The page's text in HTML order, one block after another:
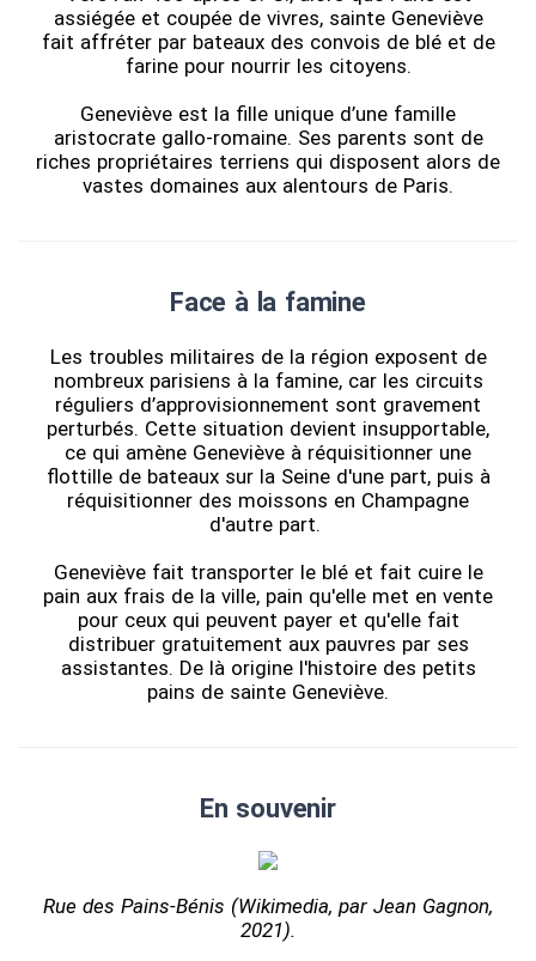
assiégée et coupée de vivres, sainte Geneviève
fait affréter par bateaux des convois de blé et de
farine pour nourrir les citoyens.
Geneviève est la fille unique d’une famille
aristocrate gallo-romaine. Ses parents sont de
riches propriétaires terriens qui disposent alors de
vastes domaines aux alentours de Paris.
Face à la famine
Les troubles militaires de la région exposent de
nombreux parisiens à la famine, car les circuits
réguliers d’approvisionnement sont gravement
perturbés. Cette situation devient insupportable,
ce qui amène Geneviève à réquisitionner une
flottille de bateaux sur la Seine d'une part, puis à
réquisitionner des moissons en Champagne
d'autre part.
Geneviève fait transporter le blé et fait cuire le
pain aux frais de la ville, pain qu'elle met en vente
pour ceux qui peuvent payer et qu'elle fait
distribuer gratuitement aux pauvres par ses
assistantes. De là origine l'histoire des petits
pains de sainte Geneviève.
En souvenir
Rue des Pains-Bénis (Wikimedia, par Jean Gagnon,
2021).